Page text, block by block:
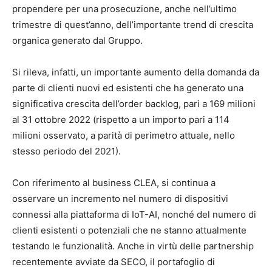
propendere per una prosecuzione, anche nell’ultimo
trimestre di quest’anno, dell’importante trend di crescita
organica generato dal Gruppo.
Si rileva, infatti, un importante aumento della domanda da
parte di clienti nuovi ed esistenti che ha generato una
significativa crescita dell’order backlog, pari a 169 milioni
al 31 ottobre 2022 (rispetto a un importo pari a 114
milioni osservato, a parità di perimetro attuale, nello
stesso periodo del 2021).
Con riferimento al business CLEA, si continua a
osservare un incremento nel numero di dispositivi
connessi alla piattaforma di IoT-AI, nonché del numero di
clienti esistenti o potenziali che ne stanno attualmente
testando le funzionalità. Anche in virtù delle partnership
recentemente avviate da SECO, il portafoglio di